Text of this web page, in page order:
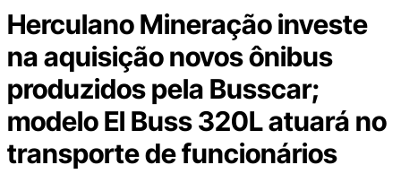
Herculano Mineração investe
na aquisição novos ônibus
produzidos pela Busscar;
modelo El Buss 320L atuará no
transporte de funcionários